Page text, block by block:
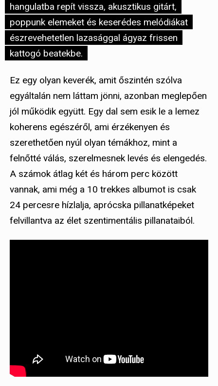
hangulatba repít vissza, akusztikus gitárt,
poppunk elemeket és keserédes melódiákat
észrevehetetlen lazasággal ágyaz frissen
kattogó beatekbe.
Ez egy olyan keverék, amit őszintén szólva
egyáltalán nem láttam jönni, azonban meglepően
jól működik együtt. Egy dal sem esik le a lemez
koherens egészéről, ami érzékenyen és
szerethetően nyúl olyan témákhoz, mint a
felnőtté válás, szerelmesnek levés és elengedés.
A számok átlag két és három perc között
vannak, ami még a 10 trekkes albumot is csak
24 percesre hízlalja, aprócska pillanatképeket
felvillantva az élet szentimentális pillanataiból.